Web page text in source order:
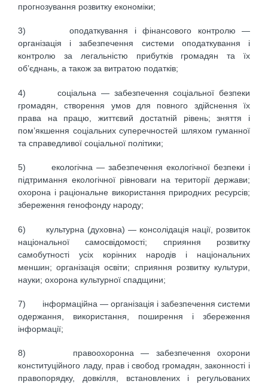
прогнозування розвитку економіки;
3) оподаткування і фінансового контролю —
організація і забезпечення системи оподаткування і
контролю за легальністю прибутків громадян та їх
об’єднань, а також за витратою податків;
4) соціальна — забезпечення соціальної безпеки
громадян, створення умов для повного здійснення їх
права на працю, життєвий достатній рівень; зняття і
пом’якшення соціальних суперечностей шляхом гуманної
та справедливої соціальної політики;
5) екологічна — забезпечення екологічної безпеки і
підтримання екологічної рівноваги на території держави;
охорона і раціональне використання природних ресурсів;
збереження генофонду народу;
6) культурна (духовна) — консолідація нації, розвиток
національної самосвідомості; сприяння розвитку
самобутності усіх корінних народів і національних
меншин; організація освіти; сприяння розвитку культури,
науки; охорона культурної спадщини;
7) інформаційна — організація і забезпечення системи
одержання, використання, поширення і збереження
інформації;
8) правоохоронна — забезпечення охорони
конституційного ладу, прав і свобод громадян, законності і
правопорядку, довкілля, встановлених і регульованих